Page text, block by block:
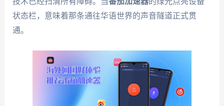
状态栏，意味着那条通往华语世界的声音隧道正式贯
通。